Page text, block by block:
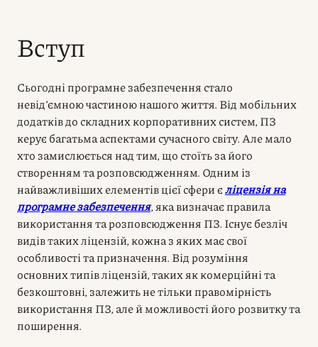
Вступ
Сьогодні програмне забезпечення стало
невід’ємною частиною нашого життя. Від мобільних
додатків до складних корпоративних систем, ПЗ
керує багатьма аспектами сучасного світу. Але мало
хто замислюється над тим, що стоїть за його
створенням та розповсюдженням. Одним із
найважливіших елементів цієї сфери єліцензія на
програмне забезпечення, яка визначає правила
використання та розповсюдження ПЗ. Існує безліч
видів таких ліцензій, кожна з яких має свої
особливості та призначення. Від розуміння
основних типів ліцензій, таких як комерційні та
безкоштовні, залежить не тільки правомірність
використання ПЗ, але й можливості його розвитку та
поширення.